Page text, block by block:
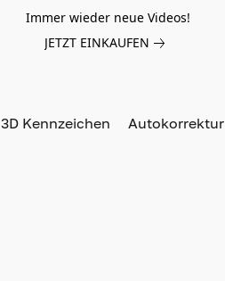
Immer wieder neue Videos!
JETZT EINKAUFEN
3D Kennzeichen Autokorrektur